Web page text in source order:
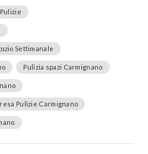
Settimanale
Pulizia spazi Carmignano
Pulizie Carmignano